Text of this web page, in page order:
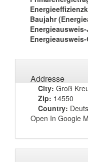
Baujahr
Addresse
City: Groß
Zip: 14550
Country:
Open In Google